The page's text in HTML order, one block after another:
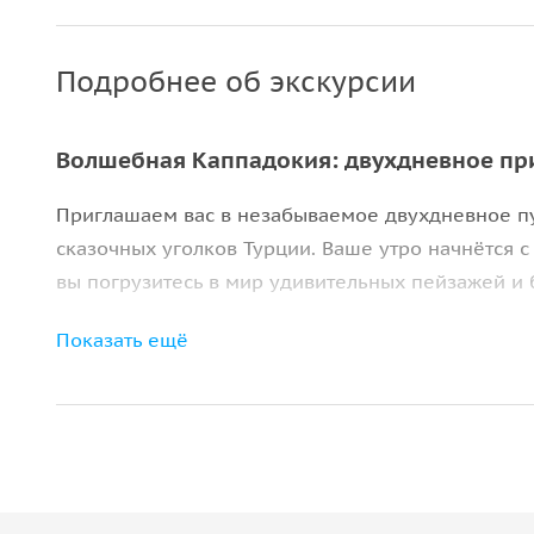
Подробнее об экскурсии
Волшебная Каппадокия: двухдневное
Приглашаем вас в незабываемое двухдневное
сказочных уголков Турции. Ваше утро начнётся
вы погрузитесь в мир удивительных пейзажей и
На протяжении двух дней вы увидите
сможете посетить магазин лукума и вина,
Показать ещё